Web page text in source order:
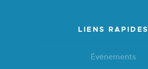
LIENS RAPIDES
Événements